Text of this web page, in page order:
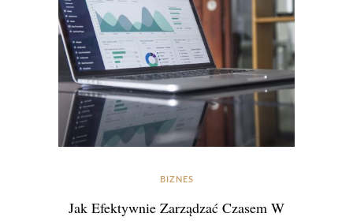
BIZNES
Jak Efektywnie Zarządzać Czasem W